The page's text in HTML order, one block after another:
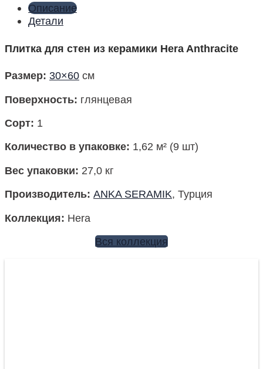
Описание
Детали
Плитка для стен из керамики Hera Anthracite
Размер: 30×60 см
Поверхность: глянцевая
Сорт: 1
Количество в упаковке: 1,62 м² (9 шт)
Вес упаковки: 27,0 кг
Производитель: ANKA SERAMIK, Турция
Коллекция: Hera
Вся коллекция